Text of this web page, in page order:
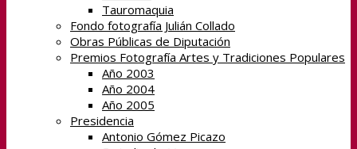
Tauromaquia
Fondo fotografía Julián Collado
Obras Públicas de Diputación
Premios Fotografía Artes y Tradiciones Populares
Año 2003
Año 2004
Año 2005
Presidencia
Antonio Gómez Picazo